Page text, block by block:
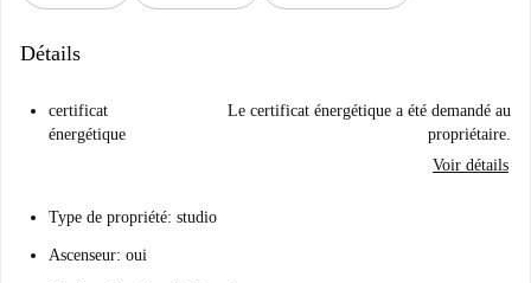
Détails
certificat
énergétique
Le certificat énergétique a été demandé au
propriétaire.
Voir détails
Type de propriété: studio
Ascenseur: oui